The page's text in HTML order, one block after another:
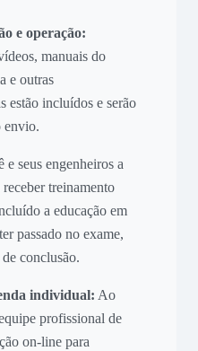
e operação:
manuais do
e outras
estão incluídos e serão
envio.
seus engenheiros a
treinamento
a educação em
passado no exame,
conclusão.
individual: Ao
profissional de
on-line para